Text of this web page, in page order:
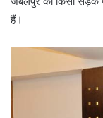
हैं।